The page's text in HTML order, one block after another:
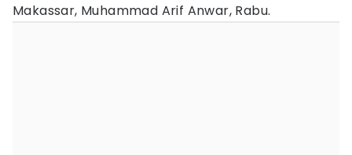
Makassar, Muhammad Arif Anwar, Rabu.